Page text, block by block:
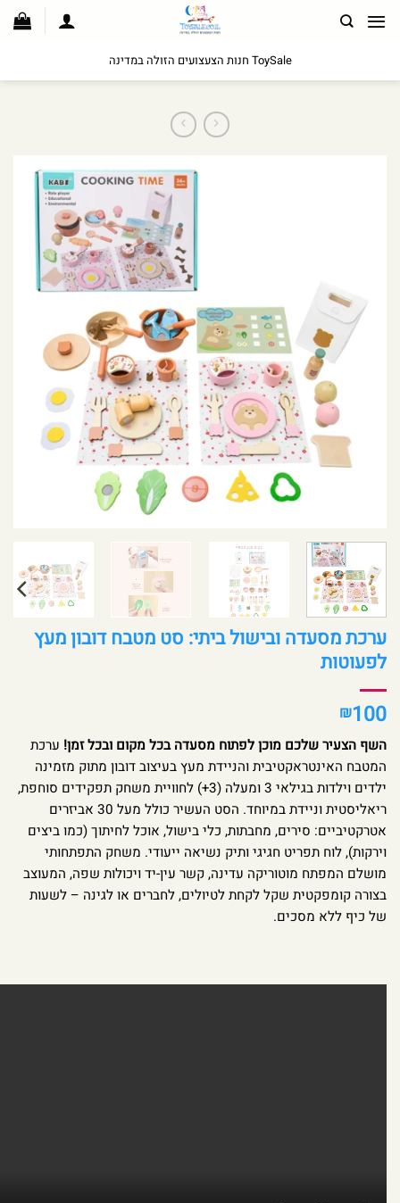
לתוכן
ToySale חנות הצעצועים הזולה במדינה
ערכת מסעדה ובישול ביתי: סט מטבח דובון מעץ
לפעוטות
₪100
השף הצעיר שלכם מוכן לפתוח מסעדה בכל מקום ובכל זמן! ערכת
המטבח האינטראקטיבית והניידת מעץ בעיצוב דובון מתוק מזמינה
ילדים וילדות בגילאי 3 ומעלה (3+) לחוויית משחק תפקידים סוחפת,
ריאליסטית וניידת במיוחד. הסט העשיר כולל מעל 30 אביזרים
אטרקטיביים: סירים, מחבתות, כלי בישול, אוכל לחיתוך (כמו ביצים
וירקות), לוח תפריט חגיגי ותיק נשיאה ייעודי. משחק התפתחותי
מושלם המפתח מוטוריקה עדינה, קשר עין-יד ויכולות שפה, המעוצב
בצורה קומפקטית שקל לקחת לטיולים, לחברים או לגינה – לשעות
של כיף ללא מסכים.